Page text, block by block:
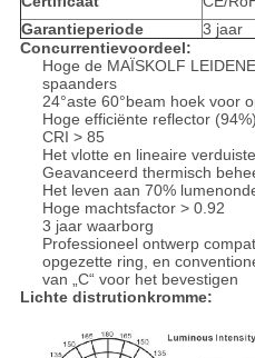
Garantieperiode
3 jaar
Concurrentievoordeel:
Hoge de MAÏSKOLF
spaanders
24°aste 60°beam hoek voor
Hoge efficiënte reflector (94%)
CRI > 85
Het vlotte en lineaire
Geavanceerd thermisch
Het leven aan 70%
Hoge machtsfactor > 0.92
3 jaar waarborg
Professioneel ontwerp
opgezette ring, en
van „C“ voor het bevestigen
Lichte distrutionkromme: